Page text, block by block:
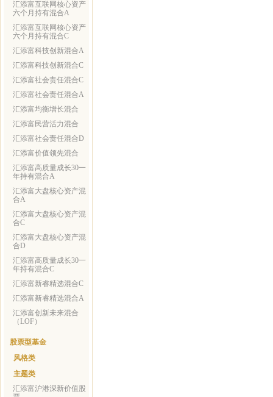
汇添富互联网核心资产
六个月持有混合A
汇添富互联网核心资产
六个月持有混合C
汇添富科技创新混合A
汇添富科技创新混合C
汇添富社会责任混合C
汇添富社会责任混合A
汇添富均衡增长混合
汇添富民营活力混合
汇添富社会责任混合D
汇添富价值领先混合
汇添富高质量成长30一
年持有混合A
汇添富大盘核心资产混
合A
汇添富大盘核心资产混
合C
汇添富大盘核心资产混
合D
汇添富高质量成长30一
年持有混合C
汇添富新睿精选混合C
汇添富新睿精选混合A
汇添富创新未来混合
（LOF）
股票型基金
风格类
主题类
汇添富沪港深新价值股